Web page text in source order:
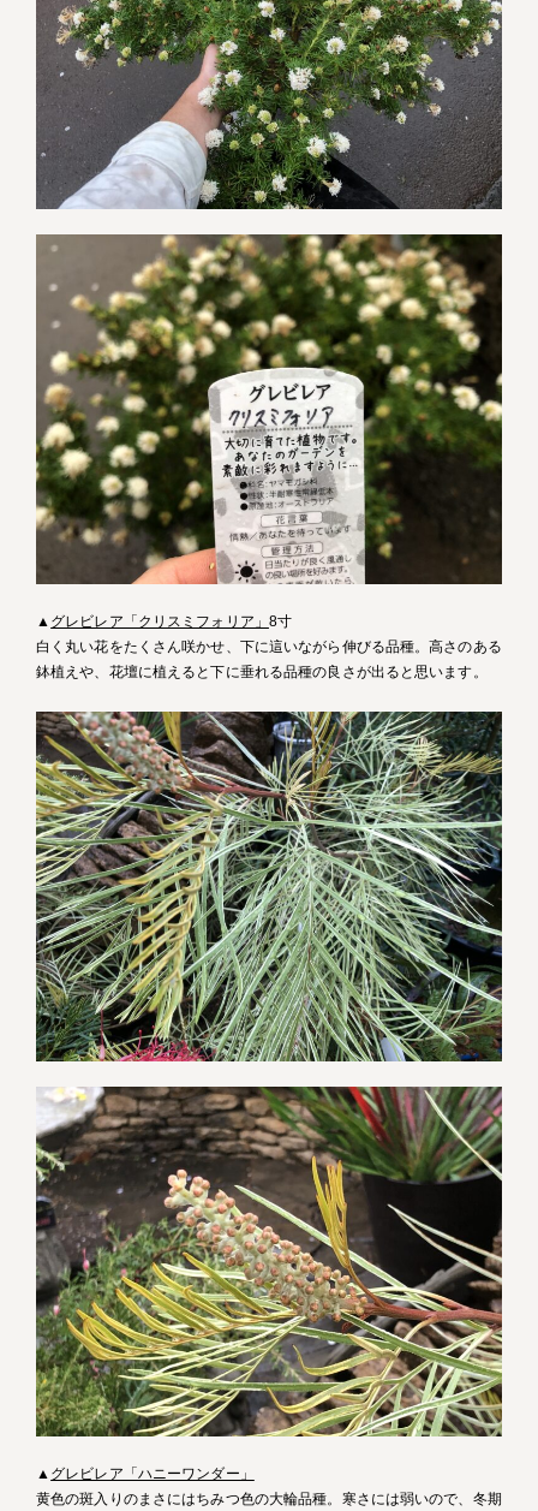
▲ グレビレア「クリスミフォリア」 8寸
白く丸い花をたくさん咲かせ、下に這いながら伸びる品種。高さのある
鉢植えや、花壇に植えると下に垂れる品種の良さが出ると思います。
▲ グレビレア「ハニーワンダー」
黄色の斑入りのまさにはちみつ色の大輪品種。寒さには弱いので、冬期